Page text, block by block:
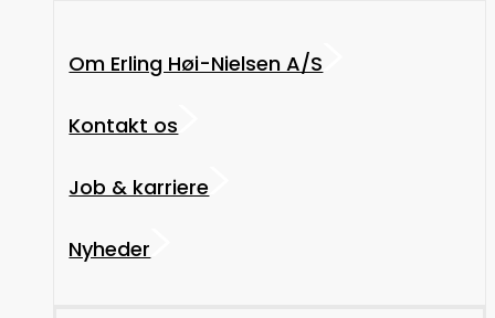
Om Erling Høi-Nielsen A/S
Kontakt os
Job & karriere
Nyheder